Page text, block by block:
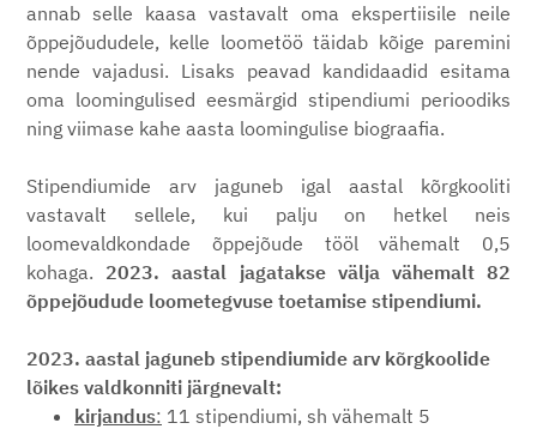
annab selle kaasa vastavalt oma ekspertiisile neile
õppejõududele, kelle loometöö täidab kõige paremini
nende vajadusi. Lisaks peavad kandidaadid esitama
oma loomingulised eesmärgid stipendiumi perioodiks
ning viimase kahe aasta loomingulise biograafia.
Stipendiumide arv jaguneb igal aastal kõrgkooliti
vastavalt sellele, kui palju on hetkel neis
loomevaldkondade õppejõude tööl vähemalt 0,5
kohaga. 2023. aastal jagatakse välja vähemalt 82
õppejõudude loometegvuse toetamise stipendiumi.
2023. aastal jaguneb stipendiumide arv kõrgkoolide
lõikes valdkonniti järgnevalt:
kirjandus: 11 stipendiumi, sh vähemalt 5